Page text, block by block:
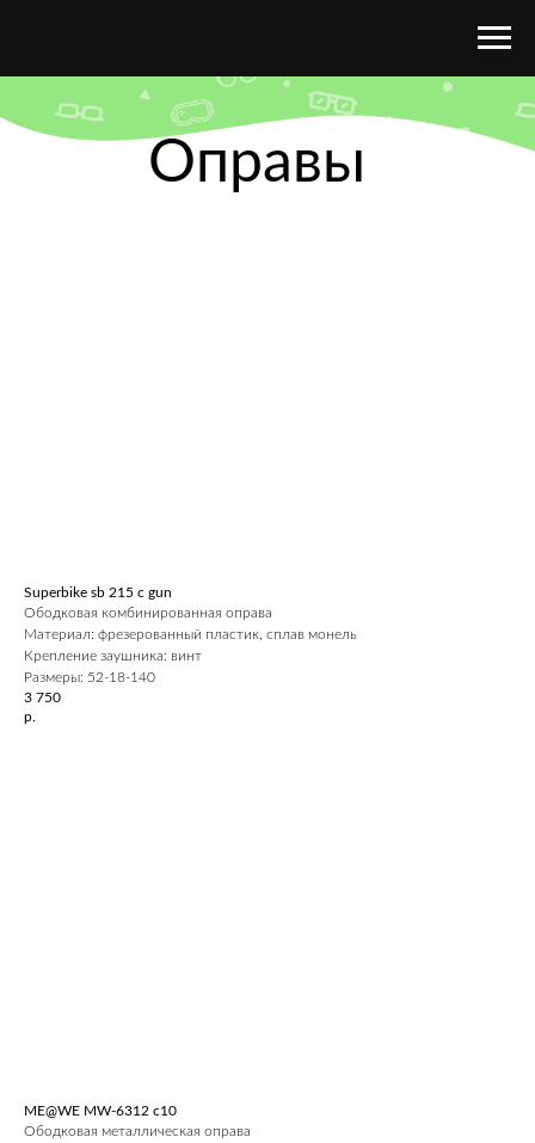
Оправы
Superbike sb 215 c gun
Ободковая комбинированная оправа
Материал: фрезерованный пластик, сплав монель
Крепление заушника: винт
Размеры: 52-18-140
3 750
р.
ME@WE MW-6312 c10
Ободковая металлическая оправа